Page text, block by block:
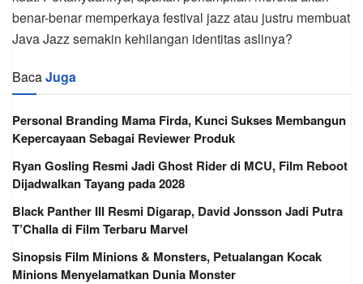
benar-benar memperkaya festival jazz atau justru membuat
Java Jazz semakin kehilangan identitas aslinya?
BacaJuga
Personal Branding Mama Firda, Kunci Sukses Membangun
Kepercayaan Sebagai Reviewer Produk
Ryan Gosling Resmi Jadi Ghost Rider di MCU, Film Reboot
Dijadwalkan Tayang pada 2028
Black Panther III Resmi Digarap, David Jonsson Jadi Putra
T’Challa di Film Terbaru Marvel
Sinopsis Film Minions & Monsters, Petualangan Kocak
Minions Menyelamatkan Dunia Monster